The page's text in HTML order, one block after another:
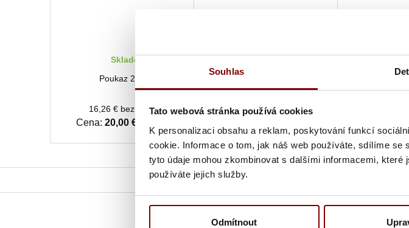
Souhlas
Tato webová stránka používá cookies
K personalizaci obsahu a reklam, poskytování funkcí
cookie. Informace o tom, jak náš web používáte, sdílíme
tyto údaje mohou zkombinovat s dalšími informacemi,
používáte jejich služby.
Odmítnout
Skladom
Poukaz 20€
16,26 € bez DPH
Cena: 20,00 €
32,52 € bez DPH